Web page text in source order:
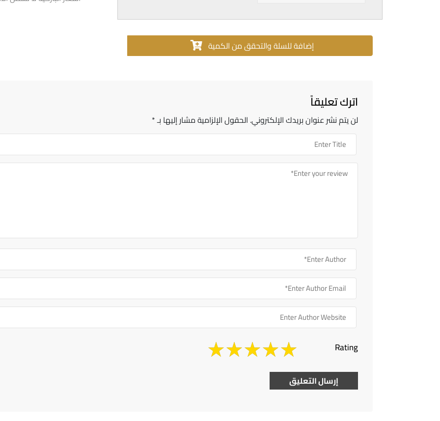
إضافة للسلة والتحقق من الكمية
اترك تعليقاً
لن يتم نشر عنوان بريدك الإلكتروني. الحقول الإلزامية مشار إليها بـ*
Rating